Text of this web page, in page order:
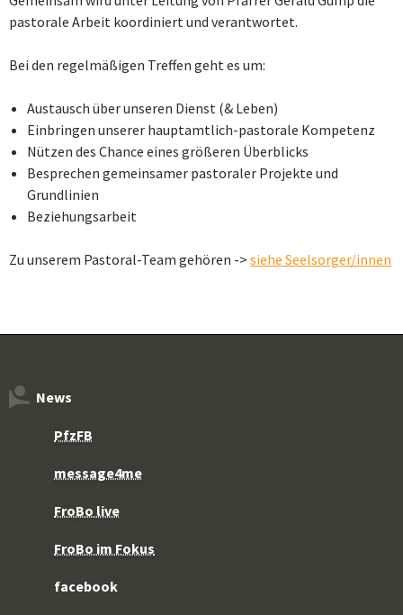
pastorale Arbeit koordiniert und verantwortet.
Bei den regelmäßigen Treffen geht es um:
Austausch über unseren Dienst (& Leben)
Einbringen unserer hauptamtlich-pastorale Kompetenz
Nützen des Chance eines größeren Überblicks
Besprechen gemeinsamer pastoraler Projekte und
Grundlinien
Beziehungsarbeit
Zu unserem Pastoral-Team gehören -> siehe Seelsorger/innen
News
PfzFB
message4me
FroBo live
FroBo im Fokus
facebook